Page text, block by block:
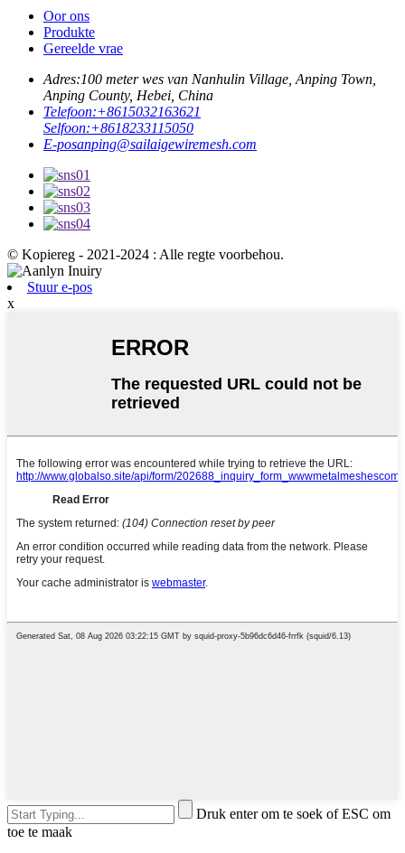
Oor ons
Produkte
Gereelde vrae
Adres:100 meter wes van Nanhulin Village, Anping Town,
Anping County, Hebei, China
Telefoon:+8615032163621
Selfoon:+8618233115050
E-posanping@sailaigewiremesh.com
© Kopiereg - 2021-2024 : Alle regte voorbehou.
Stuur e-pos
x
Druk enter om te soek of ESC om
toe te maak